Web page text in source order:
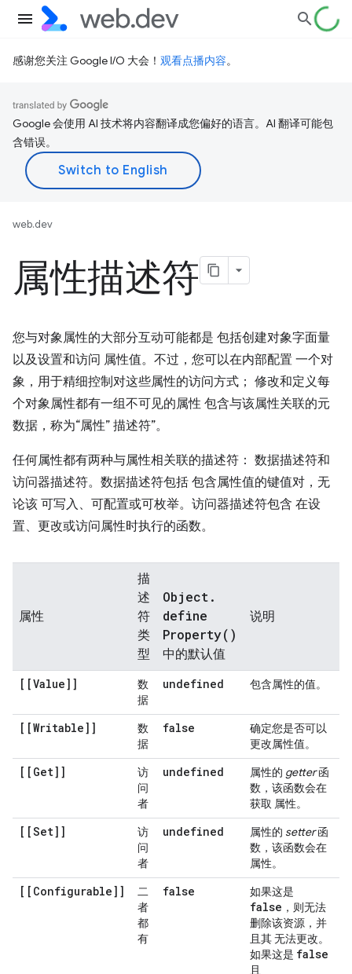
感谢您关注 Google I/O 大会！ 观看点播内容。
Google 会使用 AI 技术将内容翻译成您偏好的语言。AI 翻译可能包
含错误。
web.dev
属性描述符
您与对象属性的大部分互动可能都是 包括创建对象字面量
以及设置和访问 属性值。不过，您可以在内部配置 一个对
象，用于精细控制对这些属性的访问方式； 修改和定义每
个对象属性都有一组不可见的属性 包含与该属性关联的元
数据，称为“属性” 描述符”。
任何属性都有两种与属性相关联的描述符： 数据描述符和
访问器描述符。 数据描述符包括 包含属性值的键值对，无
论该 可写入、可配置或可枚举。访问器描述符包含 在设
置、更改或访问属性时执行的函数。
属性
描
述
符
类
型
Object.
define
Property()
中的默认值
说明
[[Value]]
数
据
undefined 包含属性的值。
[[Writable]]
数
据
false
确定您是否可以
更改属性值。
[[Get]]
访
问
者
undefined 属性的 getter函
数，该函数会在
获取 属性。
[[Set]]
访
问
者
undefined 属性的 setter函
数，该函数会在
属性。
[[Configurable]]
二
者
都
有
false 如果这是
false ，则无法
删除该资源，并
且其 无法更改。
如果这是 false
且